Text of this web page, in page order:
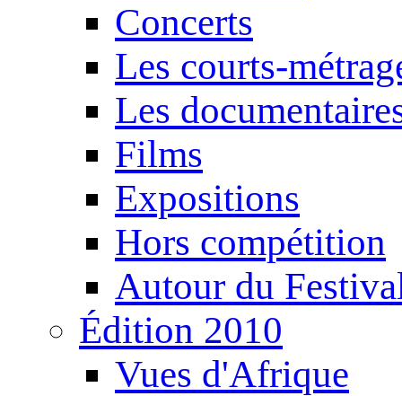
Concerts
Les courts-
Les
Films
Expositions
Hors compétition
Autour du
Édition 2010
Vues d'Afrique